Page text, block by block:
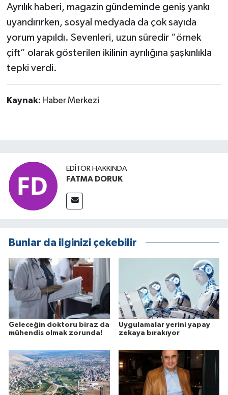
Ayrılık haberi, magazin gündeminde geniş yankı
uyandırırken, sosyal medyada da çok sayıda
yorum yapıldı. Sevenleri, uzun süredir “örnek
çift” olarak gösterilen ikilinin ayrılığına şaşkınlıkla
tepki verdi.
Kaynak: Haber Merkezi
EDITÖR HAKKINDA
FATMA DORUK
Bunlar da ilginizi çekebilir
Geleceğin doktoru biraz da
mühendis olmak zorunda!
Uygulamalar yerini yapay
zekaya bırakıyor